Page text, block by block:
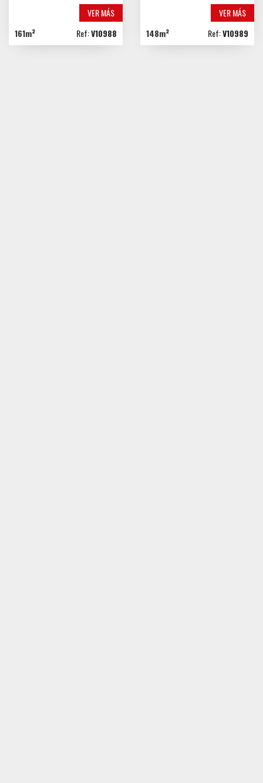
VER MÁS
161m²
Ref:V10988
VER MÁS
148m²
Ref:V10989